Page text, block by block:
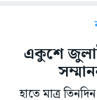
একুশে
হাতে মাত্র